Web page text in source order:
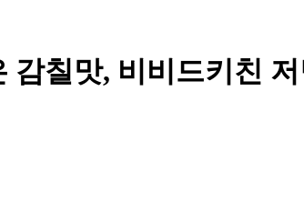
감칠맛, 비비드키친